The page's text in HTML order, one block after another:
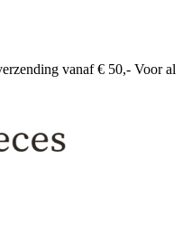
vanaf € 50,- Voor al